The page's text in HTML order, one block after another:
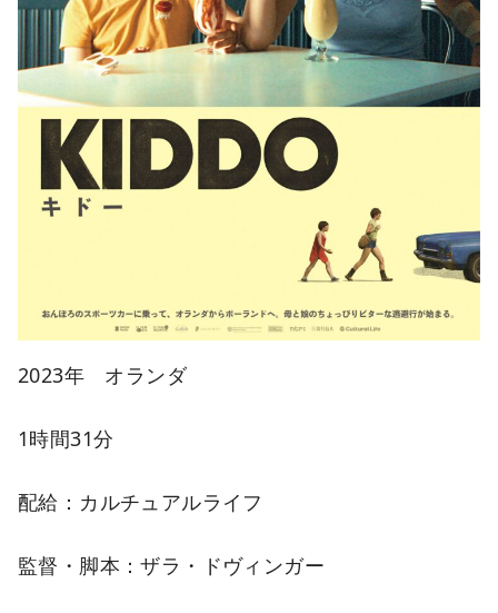
2023年 オランダ
1時間31分
配給：カルチュアルライフ
監督・脚本：ザラ・ドヴィンガー